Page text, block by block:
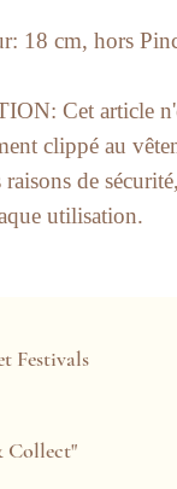
18 cm, hors
Cet article
clippé au
raisons de
utilisation.
Festivals
Collect"